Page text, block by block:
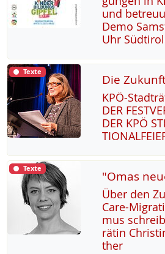
und
De­mo
Uhr
Texte Die
KPÖ-
DER
DER KPÖ
Texte "Omas
Über den
Ca­re-
mus
rä­tin
ther